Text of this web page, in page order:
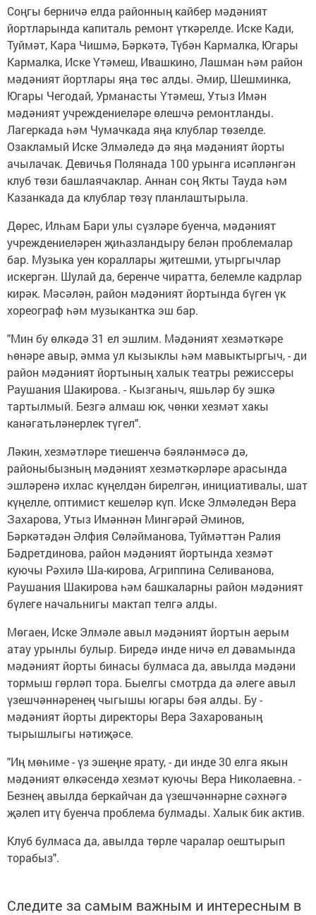
Соңгы берничә елда районның кайбер мәдәният
йортларында капиталь ремонт үткәрелде. Иске Кади,
Туймәт, Кара Чишмә, Бәркәтә, Түбән Кармалка, Югары
Кармалка, Иске Үтәмеш, Ивашкино, Лашман һәм район
мәдәният йортлары яңа төс алды. Әмир, Шешминка,
Югары Чегодай, Урманасты Үтәмеш, Утыз Имән
мәдәният учреждениеләре өлешчә ремонтланды.
Лагеркада һәм Чумачкада яңа клублар төзелде.
Озакламый Иске Элмәледә дә яңа мәдәният йорты
ачылачак. Девичья Полянада 100 урынга исәпләнгән
клуб төзи башлаячаклар. Аннан соң Якты Тауда һәм
Казанкада да клублар төзү планлаштырыла.
Дөрес, Илһам Бари улы сүзләре буенча, мәдәният
учреждениеләрен җиһазландыру белән проблемалар
бар. Музыка уен кораллары җитешми, утыргычлар
искергән. Шулай да, беренче чиратта, белемле кадрлар
кирәк. Мәсәлән, район мәдәният йортында бүген үк
хореограф һәм музыкантка эш бар.
"Мин бу өлкәдә 31 ел эшлим. Мәдәният хезмәткәре
һөнәре авыр, әмма ул кызыклы һәм мавыктыргыч, - ди
район мәдәният йортының халык театры режиссеры
Раушания Шакирова. - Кызганыч, яшьләр бу эшкә
тартылмый. Безгә алмаш юк, чөнки хезмәт хакы
канәгатьләнерлек түгел".
Ләкин, хезмәтләре тиешенчә бәяләнмәсә дә,
районыбызның мәдәният хезмәткәрләре арасында
эшләренә ихлас күңелдән бирелгән, инициативалы, шат
күңелле, оптимист кешеләр күп. Иске Элмәледән Вера
Захарова, Утыз Имәннән Мингәрәй Әминов,
Бәркәтәдән Әлфия Сөләйманова, Туймәттән Ралия
Бәдретдинова, район мәдәният йортында хезмәт
куючы Рәхилә Ша-кирова, Агриппина Селиванова,
Раушания Шакирова һәм башкаларны район мәдәният
бүлеге начальнигы мактап телгә алды.
Мөгаен, Иске Элмәле авыл мәдәният йортын аерым
атау урынлы булыр. Биредә инде ничә ел дәвамында
мәдәният йорты бинасы булмаса да, авылда мәдәни
тормыш гөрләп тора. Быелгы смотрда да әлеге авыл
үзешчәннәренең чыгышы югары бәя алды. Бу -
мәдәният йорты директоры Вера Захарованың
тырышлыгы нәтиҗәсе.
"Иң мөһиме - үз эшеңне ярату, - ди инде 30 елга якын
мәдәният өлкәсендә хезмәт куючы Вера Николаевна. -
Безнең авылда беркайчан да үзешчәннәрне сәхнәгә
җәлеп итү буенча проблема булмады. Халык бик актив.
Клуб булмаса да, авылда төрле чаралар оештырып
торабыз".
Следите за самым важным и интересным в